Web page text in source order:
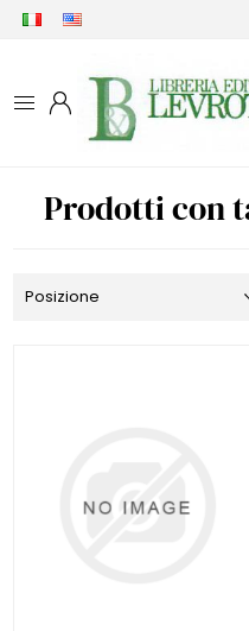
Prodotti con